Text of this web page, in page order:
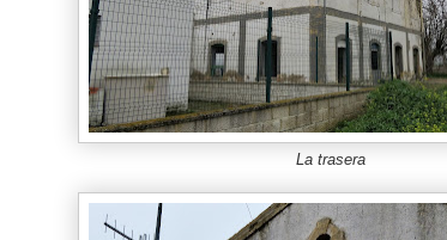
La trasera